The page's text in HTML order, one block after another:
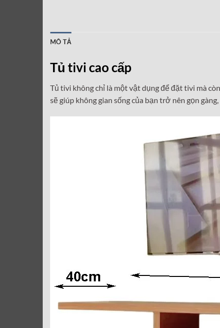
MÔ TẢ
Tủ tivi cao cấp
Tủ tivi không chỉ là một vật dụng để đặt tivi mà
sẽ giúp không gian sống của bạn trở nên gọn